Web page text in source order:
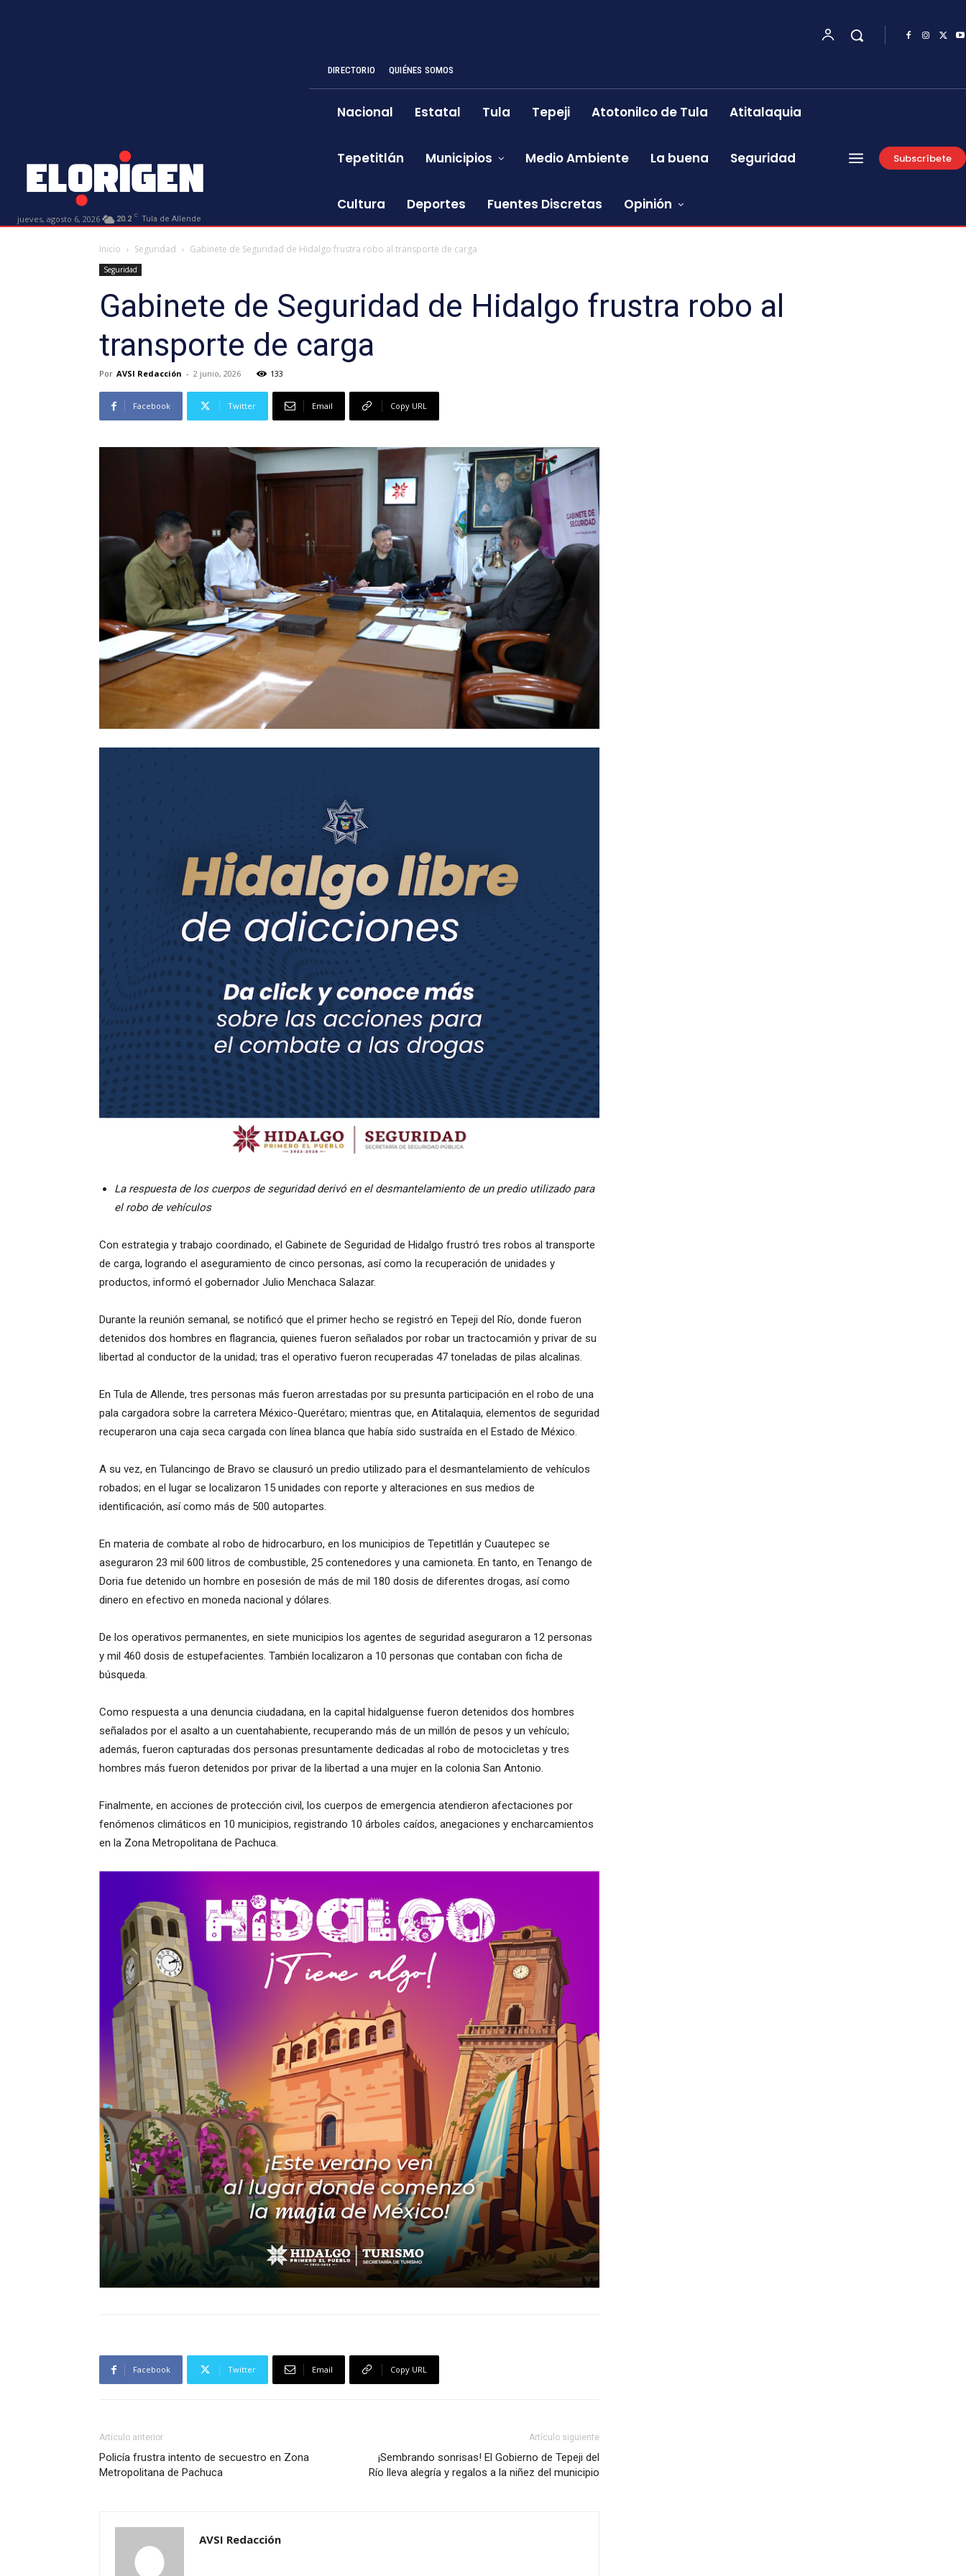
jueves, agosto 6, 2026 20.2 C Tula de Allende
DIRECTORIO QUIÉNES SOMOS
Nacional Estatal Tula Tepeji Atotonilco de Tula Atitalaquia
Tepetitlán Municipios Medio Ambiente La buena Seguridad
Cultura Deportes Fuentes Discretas Opinión
Subscríbete
Inicio Seguridad Gabinete de Seguridad de Hidalgo frustra robo al transporte de carga
Seguridad
Gabinete de Seguridad de Hidalgo frustra robo al
transporte de carga
Por AVSI Redacción - 2 junio, 2026 133
Facebook Twitter Email Copy URL
La respuesta de los cuerpos de seguridad derivó en el desmantelamiento de un predio utilizado para
el robo de vehículos
Con estrategia y trabajo coordinado, el Gabinete de Seguridad de Hidalgo frustró tres robos al transporte
de carga, logrando el aseguramiento de cinco personas, así como la recuperación de unidades y
productos, informó el gobernador Julio Menchaca Salazar.
Durante la reunión semanal, se notificó que el primer hecho se registró en Tepeji del Río, donde fueron
detenidos dos hombres en flagrancia, quienes fueron señalados por robar un tractocamión y privar de su
libertad al conductor de la unidad; tras el operativo fueron recuperadas 47 toneladas de pilas alcalinas.
En Tula de Allende, tres personas más fueron arrestadas por su presunta participación en el robo de una
pala cargadora sobre la carretera México-Querétaro; mientras que, en Atitalaquia, elementos de seguridad
recuperaron una caja seca cargada con línea blanca que había sido sustraída en el Estado de México.
A su vez, en Tulancingo de Bravo se clausuró un predio utilizado para el desmantelamiento de vehículos
robados; en el lugar se localizaron 15 unidades con reporte y alteraciones en sus medios de
identificación, así como más de 500 autopartes.
En materia de combate al robo de hidrocarburo, en los municipios de Tepetitlán y Cuautepec se
aseguraron 23 mil 600 litros de combustible, 25 contenedores y una camioneta. En tanto, en Tenango de
Doria fue detenido un hombre en posesión de más de mil 180 dosis de diferentes drogas, así como
dinero en efectivo en moneda nacional y dólares.
De los operativos permanentes, en siete municipios los agentes de seguridad aseguraron a 12 personas
y mil 460 dosis de estupefacientes. También localizaron a 10 personas que contaban con ficha de
búsqueda.
Como respuesta a una denuncia ciudadana, en la capital hidalguense fueron detenidos dos hombres
señalados por el asalto a un cuentahabiente, recuperando más de un millón de pesos y un vehículo;
además, fueron capturadas dos personas presuntamente dedicadas al robo de motocicletas y tres
hombres más fueron detenidos por privar de la libertad a una mujer en la colonia San Antonio.
Finalmente, en acciones de protección civil, los cuerpos de emergencia atendieron afectaciones por
fenómenos climáticos en 10 municipios, registrando 10 árboles caídos, anegaciones y encharcamientos
en la Zona Metropolitana de Pachuca.
Facebook Twitter Email Copy URL
Artículo anterior
Policía frustra intento de secuestro en Zona
Metropolitana de Pachuca
Artículo siguiente
¡Sembrando sonrisas! El Gobierno de Tepeji del
Río lleva alegría y regalos a la niñez del municipio
AVSI Redacción